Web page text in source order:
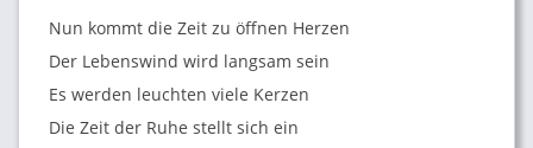
Nun kommt die Zeit zu öffnen Herzen
Der Lebenswind wird langsam sein
Es werden leuchten viele Kerzen
Die Zeit der Ruhe stellt sich ein